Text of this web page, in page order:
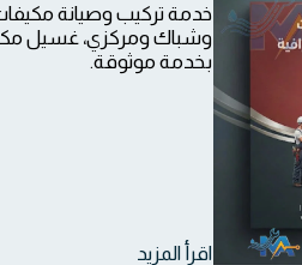
خدمة تركيب وصيانة
وشباك ومركزي، غسيل
بخدمة موثوقة.
اقرأ المزيد